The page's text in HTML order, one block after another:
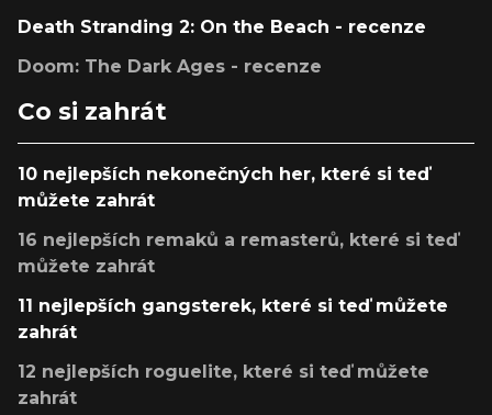
Death Stranding 2: On the Beach - recenze
Doom: The Dark Ages - recenze
Co si zahrát
10 nejlepších nekonečných her, které si teď
můžete zahrát
16 nejlepších remaků a remasterů, které si teď
můžete zahrát
11 nejlepších gangsterek, které si teď můžete
zahrát
12 nejlepších roguelite, které si teď můžete
zahrát